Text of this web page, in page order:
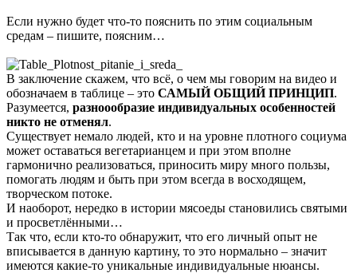
Если нужно будет что-то пояснить по этим социальным
средам – пишите, поясним…
В заключение скажем, что всё, о чем мы говорим на видео и
обозначаем в таблице – это САМЫЙ ОБЩИЙ ПРИНЦИП.
Разумеется, разноообразие индивидуальных особенностей
никто не отменял.
Существует немало людей, кто и на уровне плотного социума
может оставаться вегетарианцем и при этом вполне
гармонично реализоваться, приносить миру много пользы,
помогать людям и быть при этом всегда в восходящем,
творческом потоке.
И наоборот, нередко в истории мясоеды становились святыми
и просветлёнными…
Так что, если кто-то обнаружит, что его личный опыт не
вписывается в данную картину, то это нормально – значит
имеются какие-то уникальные индивидуальные нюансы.